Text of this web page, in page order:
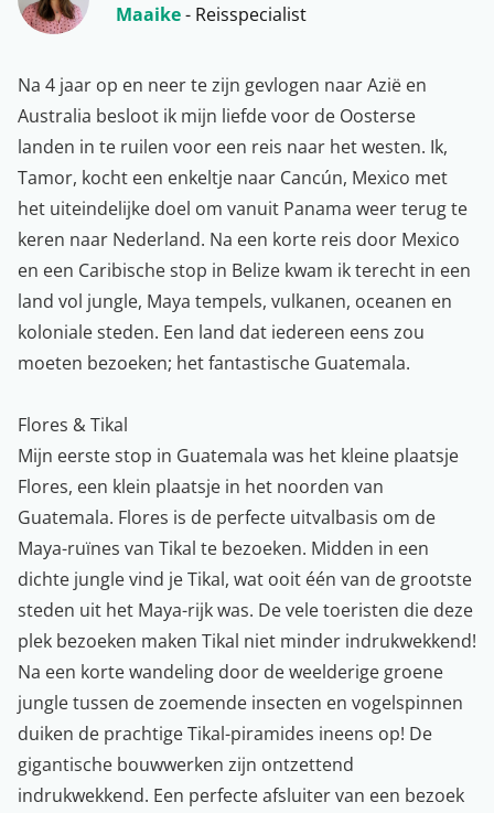
Maaike- Reisspecialist
Na 4 jaar op en neer te zijn gevlogen naar Azië en
Australia besloot ik mijn liefde voor de Oosterse
landen in te ruilen voor een reis naar het westen. Ik,
Tamor, kocht een enkeltje naar Cancún, Mexico met
het uiteindelijke doel om vanuit Panama weer terug te
keren naar Nederland. Na een korte reis door Mexico
en een Caribische stop in Belize kwam ik terecht in een
land vol jungle, Maya tempels, vulkanen, oceanen en
koloniale steden. Een land dat iedereen eens zou
moeten bezoeken; het fantastische Guatemala.
Flores & Tikal
Mijn eerste stop in Guatemala was het kleine plaatsje
Flores, een klein plaatsje in het noorden van
Guatemala. Flores is de perfecte uitvalbasis om de
Maya-ruïnes van Tikal te bezoeken. Midden in een
dichte jungle vind je Tikal, wat ooit één van de grootste
steden uit het Maya-rijk was. De vele toeristen die deze
plek bezoeken maken Tikal niet minder indrukwekkend!
Na een korte wandeling door de weelderige groene
jungle tussen de zoemende insecten en vogelspinnen
duiken de prachtige Tikal-piramides ineens op! De
gigantische bouwwerken zijn ontzettend
indrukwekkend. Een perfecte afsluiter van een bezoek